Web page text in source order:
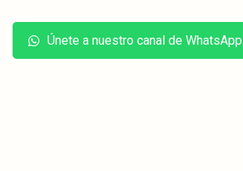
Únete a nuestro canal de WhatsApp